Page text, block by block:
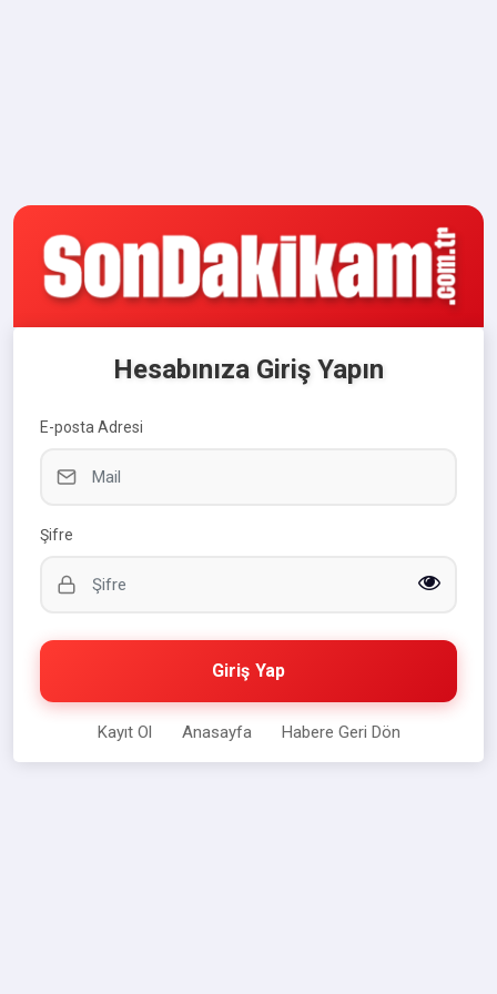
Hesabınıza Giriş Yapın
E-posta Adresi
Şifre
Giriş Yap
Kayıt Ol Anasayfa Habere Geri Dön